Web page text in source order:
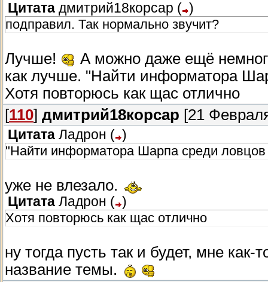
Цитата дмитрий18корсар ( )
подправил. Так нормально звучит?
Лучше!
А можно даже ещё
как лучше. "Найти информатора
Хотя повторюсь как щас отлично
[110] дмитрий18корсар [21
Цитата Ладрон ( )
"Найти информатора Шарпа среди ловцов
уже не влезало.
Цитата Ладрон ( )
Хотя повторюсь как щас отлично
ну тогда пусть так и будет, мне
название темы.